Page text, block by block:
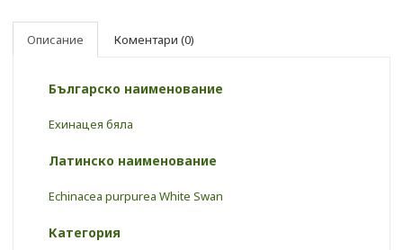
Описание Коментари (0)
Българско наименование
Ехинацея бяла
Латинско наименование
Echinacea purpurea White Swan
Категория